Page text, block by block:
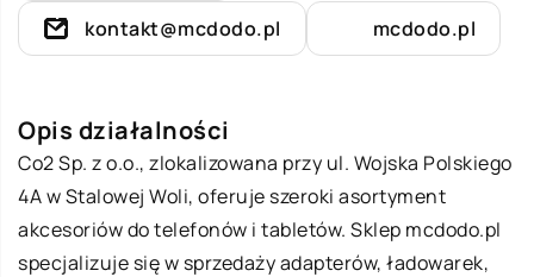
kontakt@mcdodo.pl mcdodo.pl
Opis działalności
Co2 Sp. z o.o., zlokalizowana przy ul. Wojska Polskiego
4A w Stalowej Woli, oferuje szeroki asortyment
akcesoriów do telefonów i tabletów. Sklep mcdodo.pl
specjalizuje się w sprzedaży adapterów, ładowarek,